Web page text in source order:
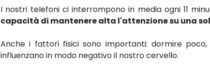
I nostri telefoni ci interrompono in media ogni 11
capacità di mantenere alta l'attenzione su una
Anche i fattori fisici sono importanti: dormire
influenzano in modo negativo il nostro cervello.